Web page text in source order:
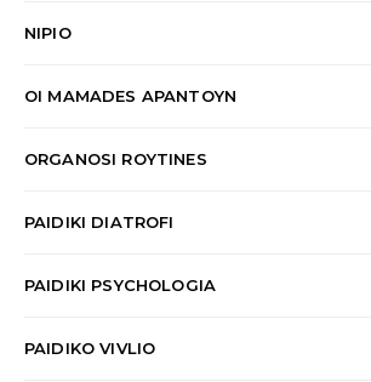
NIPIO
OI MAMADES APANTOYN
ORGANOSI ROYTINES
PAIDIKI DIATROFI
PAIDIKI PSYCHOLOGIA
PAIDIKO VIVLIO